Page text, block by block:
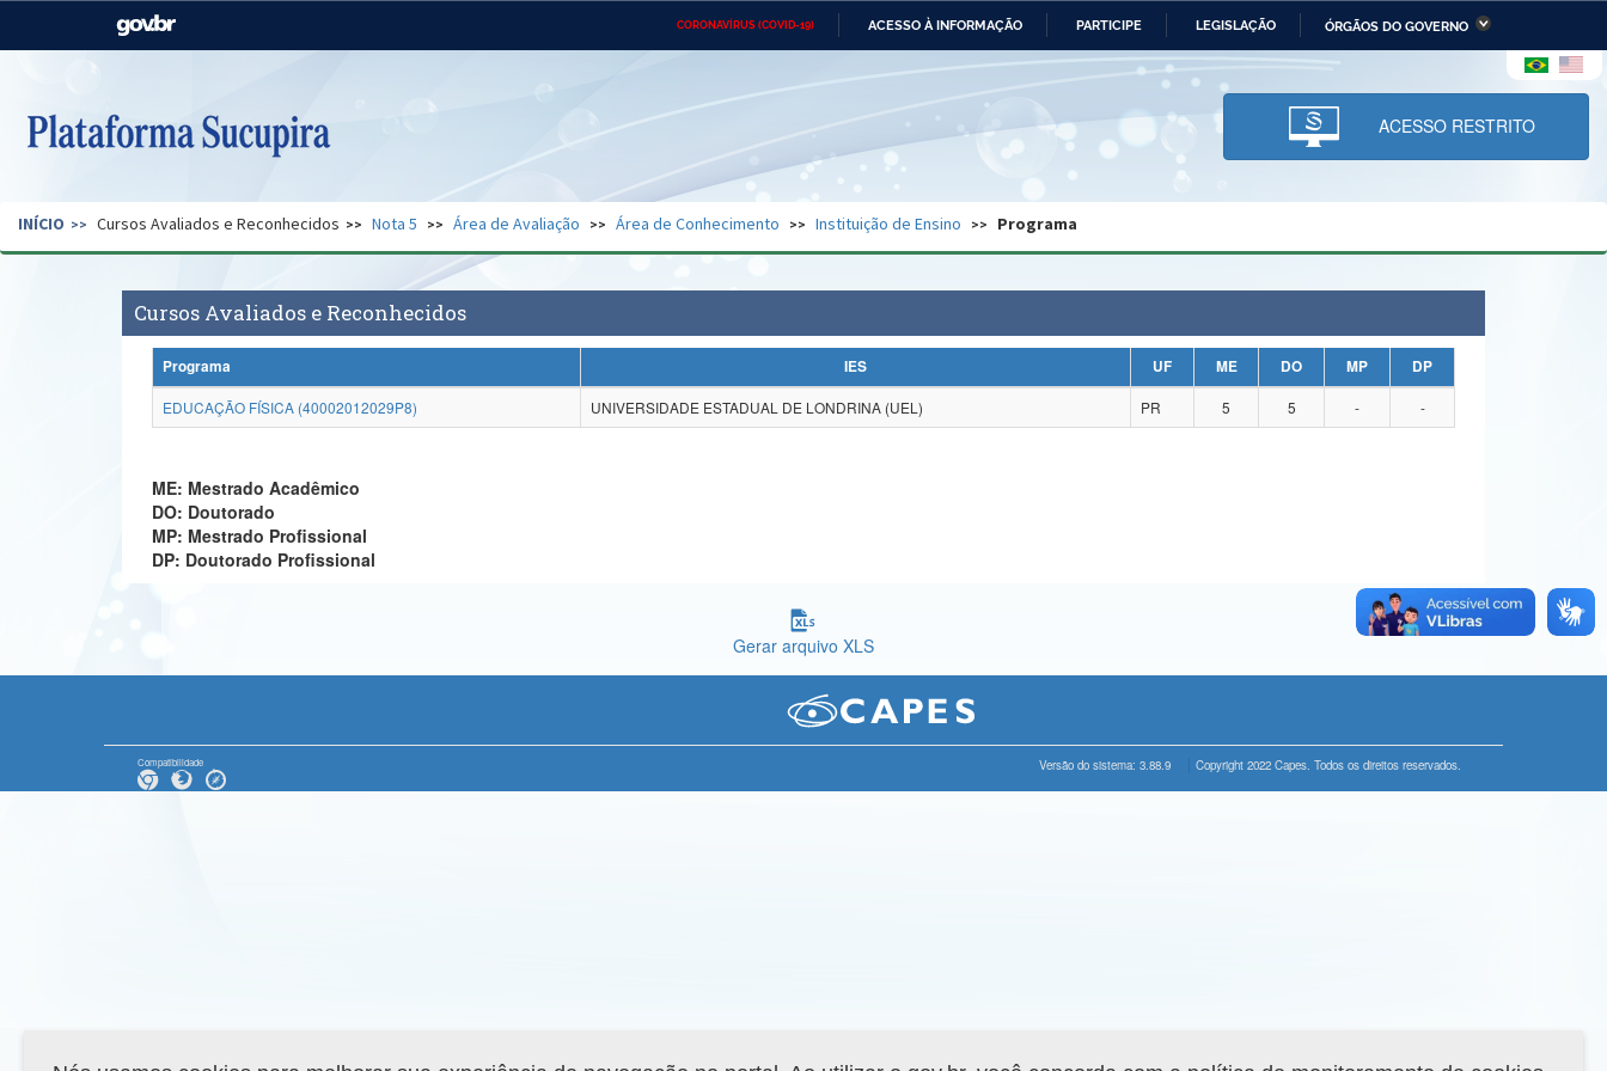
CORONAVÍRUS (COVID-19) ACESSO À INFORMAÇÃO PARTICIPE LEGISLAÇÃO ÓRGÃOS DO GOVERNO
Casa Civil Ministério das Relações Ministério da Economia Ministério da Infraestrutura
Pecuária e Abastecimento
Ministério da Ciência,
Tecnologia, Inovações e
Comunicações
Ministério do Desenvolvimento
Regional e dos Direitos Humanos
Secretaria de Governo Gabinete de Segurança Advocacia-Geral da União Banco Central do Brasil Planalto
ACESSO RESTRITO
INÍCIO Cursos Avaliados e Reconhecidos Nota 5 Área de Avaliação Área de Conhecimento Instituição de Ensino Programa
Cursos Avaliados e Reconhecidos
Programa IES UF ME DO MP
DP
EDUCAÇÃO FÍSICA (40002012029P8)
UNIVERSIDADE ESTADUAL DE LONDRINA (UEL) PR 5 5 - -
ME: Mestrado Acadêmico
DO: Doutorado
MP: Mestrado Profissional
DP: Doutorado Profissional
Gerar arquivo XLS
Compatibilidade Versão do sistema: 3.88.9 Copyright 2022 Capes. Todos os direitos reservados.